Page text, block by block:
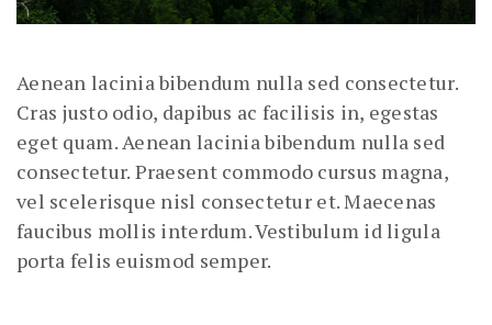
Aenean lacinia bibendum nulla sed consectetur.
Cras justo odio, dapibus ac facilisis in, egestas
eget quam. Aenean lacinia bibendum nulla sed
consectetur. Praesent commodo cursus magna,
vel scelerisque nisl consectetur et. Maecenas
faucibus mollis interdum. Vestibulum id ligula
porta felis euismod semper.